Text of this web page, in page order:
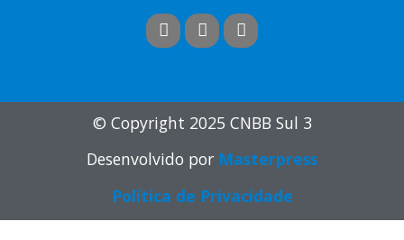
© Copyright 2025 CNBB Sul 3
Desenvolvido por Masterpress
Política de Privacidade